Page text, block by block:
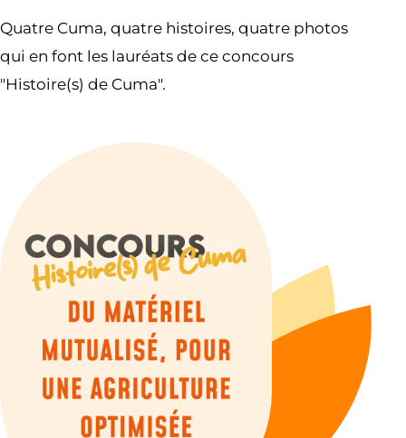
Quatre Cuma, quatre histoires, quatre photos
qui en font les lauréats de ce concours
"Histoire(s) de Cuma".